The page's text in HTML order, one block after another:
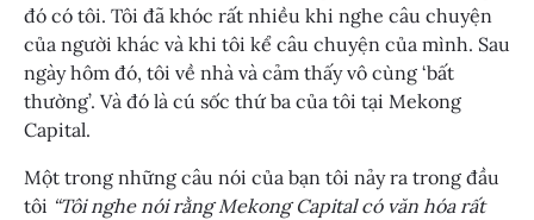
đó có tôi. Tôi đã khóc rất nhiều khi nghe câu chuyện
của người khác và khi tôi kể câu chuyện của mình. Sau
ngày hôm đó, tôi về nhà và cảm thấy vô cùng ‘bất
thường’. Và đó là cú sốc thứ ba của tôi tại Mekong
Capital.
Một trong những câu nói của bạn tôi nảy ra trong đầu
tôi “Tôi nghe nói rằng Mekong Capital có văn hóa rất